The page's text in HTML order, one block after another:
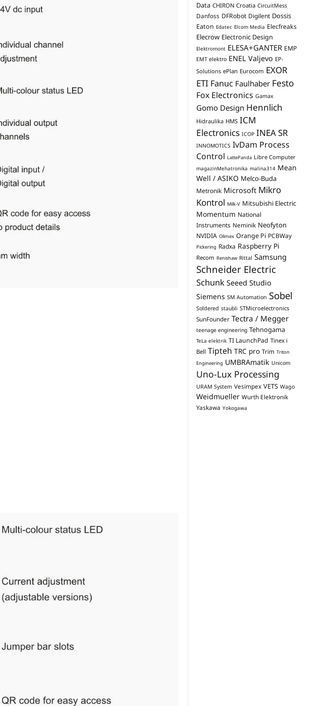
Data CHIRON Croatia CircuitMess
Danfoss DFRobot Digilent Dossis
Eaton Edatec Elcom Media Elecfreaks
Elecrow Electronic Design
Elektromont ELESA+GANTER EMP
EMT elektro ENEL Valjevo EP-
Solutions ePlan Eurocom EXOR
ETI Fanuc Faulhaber Festo
Fox Electronics Gamax
Gomo Design Hennlich
Hidraulika HMS ICM
Electronics ICOP INEA SR
INNOMOTICS IvDam Process
Control LattePanda Libre Computer
magazinMehatronika malina314 Mean
Well / ASIKO Melco-Buda
Metronik Microsoft Mikro
Kontrol Milk-V Mitsubishi Electric
Momentum National
Instruments Neminik Neofyton
NVIDIA Olimex Orange Pi PCBWay
Pickering Radxa Raspberry Pi
Recom Renishaw Rittal Samsung
Schneider Electric
Schunk Seeed Studio
Siemens SM Automation Sobel
Soldered staubli STMicroelectronics
SunFounder Tectra / Megger
teenage engineering Tehnogama
TeLa elektrik TI LaunchPad Tinex i
Bell Tipteh TRC pro Trim Triton
Engineering UMBRAmatik Unicom
Uno-Lux Processing
URAM System Vesimpex VETS Wago
Weidmueller Wurth Elektronik
Yaskawa Yokogawa